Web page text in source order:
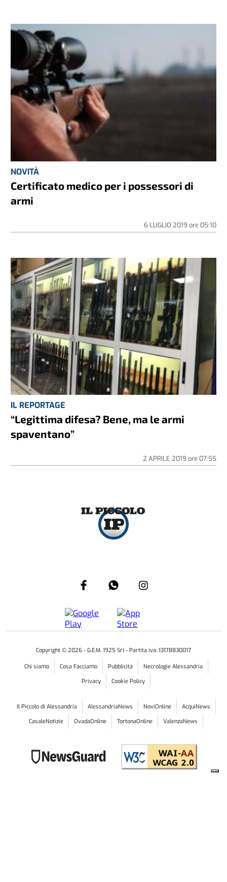
NOVITÀ
Certificato medico per i possessori di
armi
6 LUGLIO 2019 ore 05:10
IL REPORTAGE
“Legittima difesa? Bene, ma le armi
spaventano”
2 APRILE 2019 ore 07:55
Copyright © 2026 - G.E.M. 1925 Srl - Partita iva: 13178830017
Chi siamo Cosa Facciamo Pubblicità
Necrologie Alessandria
Privacy
Cookie Policy
Il Piccolo di Alessandria AlessandriaNews NoviOnline
AcquiNews
CasaleNotizie
OvadaOnline TortonaOnline ValenzaNews